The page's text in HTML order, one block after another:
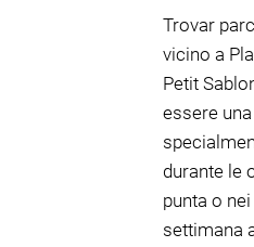
Trovar
vicino a
Petit
essere
durante le
punta o
settimana